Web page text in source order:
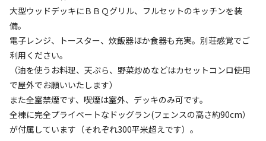
大型ウッドデッキにＢＢＱグリル、フルセットのキッチンを装
備。
電子レンジ、トースター、炊飯器ほか食器も充実。別荘感覚でご
利用ください。
（油を使うお料理、天ぷら、野菜炒めなどはカセットコンロ使用
で屋外でお願いいたします）
また全室禁煙です、喫煙は室外、デッキのみ可です。
全棟に完全プライベートなドッグラン(フェンスの高さ約90cm）
が付属しています（それぞれ300平米超えです）。
宿泊 コテージ
《◆プレミアムコテージEAST｜2名用｜連泊
プラン》完全プライベート空間で極上里山休
日
AC電
源
車両乗り
入れ
たき
火 花火 喫煙 伴
定員: 2名 面積: 60m² 寝室: 2室 寝具: 4組 浴室: 2室
料金目安： 34,000